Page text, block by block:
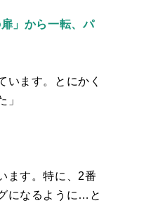
」から一転、パ
います。とにかく
」
ます。特に、2番
になるように…と